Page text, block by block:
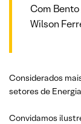
Com
Wilson
Considerados
setores de
Convidamos